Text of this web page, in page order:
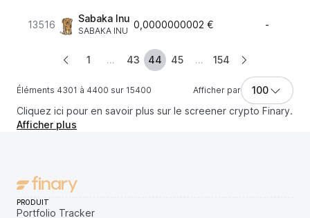
13516
Sabaka Inu
SABAKA INU
0,0000000002 € -
Éléments 4301 à 4400 sur 15400
1 ... 43 44 45 ... 154
Afficher par
100
Cliquez ici pour en savoir plus sur le screener crypto Finary.
Afficher plus
PRODUIT
Portfolio Tracker